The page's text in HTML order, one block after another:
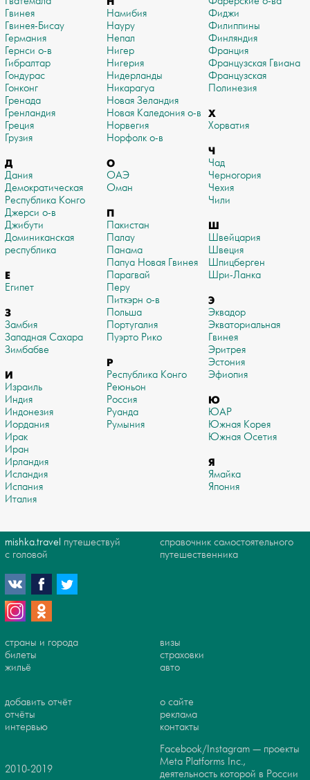
Гвинея
Гвинея-Бисау
Германия
Гернси о-в
Гибралтар
Гондурас
Гонконг
Гренада
Гренландия
Греция
Грузия
Д
Дания
Демократическая
Республика Конго
Джерси о-в
Джибути
Доминиканская
республика
Е
Египет
З
Замбия
Западная Сахара
Зимбабве
И
Израиль
Индия
Индонезия
Иордания
Ирак
Иран
Ирландия
Исландия
Испания
Италия
Намибия
Науру
Непал
Нигер
Нигерия
Нидерланды
Никарагуа
Новая Зеландия
Новая Каледония о-в
Норвегия
Норфолк о-в
О
ОАЭ
Оман
П
Пакистан
Палау
Панама
Папуа Новая Гвинея
Парагвай
Перу
Питкэрн о-в
Польша
Португалия
Пуэрто Рико
Р
Республика Конго
Реюньон
Россия
Руанда
Румыния
Фиджи
Филиппины
Финляндия
Франция
Французская Гвиана
Французская
Полинезия
Х
Хорватия
Ч
Чад
Черногория
Чехия
Чили
Ш
Швейцария
Швеция
Шпицберген
Шри-Ланка
Э
Эквадор
Экваториальная
Гвинея
Эритрея
Эстония
Эфиопия
Ю
ЮАР
Южная Корея
Южная Осетия
Я
Ямайка
Япония
mishka.travel путешествуй
с головой
справочник самостоятельного
путешественника
страны и города
билеты
жильё
визы
страховки
авто
добавить отчёт
отчёты
интервью
о сайте
реклама
контакты
2010-2019
Facebook/Instagram — проекты
Meta Platforms Inc.,
деятельность которой в России